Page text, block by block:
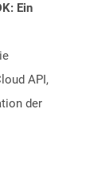
Ein
API,
der